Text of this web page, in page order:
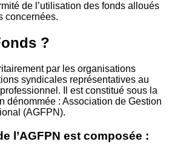
de l’utilisation des fonds alloués
concernées.
?
par les organisations
syndicales représentatives au
Il est constitué sous la
dénommée : Association de Gestion
(AGFPN).
l’AGFPN est composée :